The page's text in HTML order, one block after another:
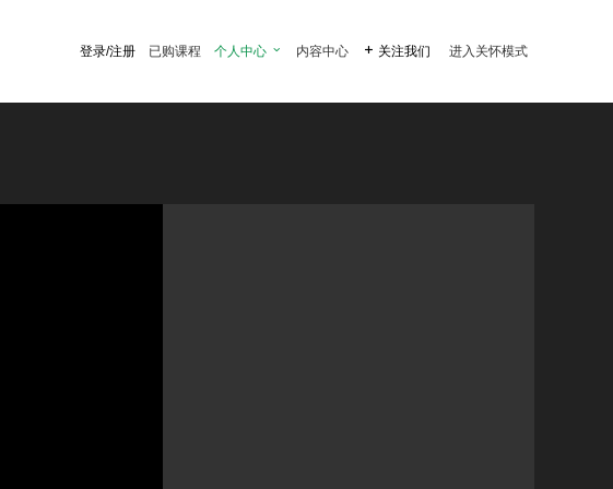
登录/注册 已购课程 个人中心  内容中心  关注我们 进入关怀模式